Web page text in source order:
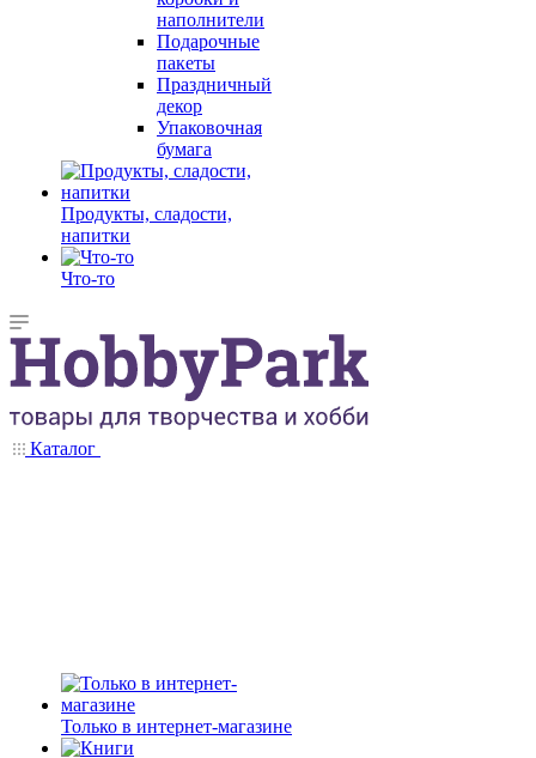
наполнители
Подарочные
пакеты
Праздничный
декор
Упаковочная
бумага
Продукты, сладости,
напитки
Что-то
Каталог
Только в интернет-магазине